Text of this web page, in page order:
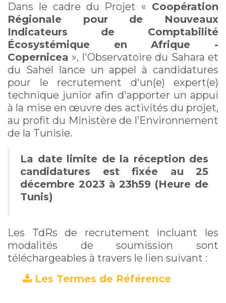
Dans le cadre du Projet « Coopération
Régionale pour de Nouveaux
Indicateurs de Comptabilité
Écosystémique en Afrique -
Copernicea », l'Observatoire du Sahara et
du Sahel lance un appel à candidatures
pour le recrutement d'un(e) expert(e)
technique junior afin d'apporter un appui
à la mise en œuvre des activités du projet,
au profit du Ministère de l’Environnement
de la Tunisie.
La date limite de la réception des
candidatures est fixée au 25
décembre 2023 à 23h59 (Heure de
Tunis)
Les TdRs de recrutement incluant les
modalités de soumission sont
téléchargeables à travers le lien suivant :
Les Termes de Référence